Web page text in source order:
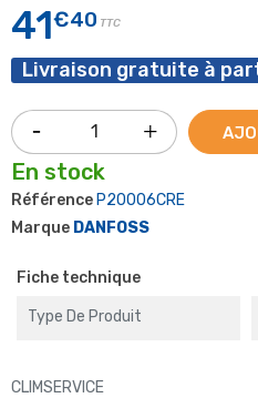
41€40 TTC
Livraison gratuite à
En stock
Référence P20006CRE
Marque DANFOSS
Fiche technique
Type De Produit
CLIMSERVICE